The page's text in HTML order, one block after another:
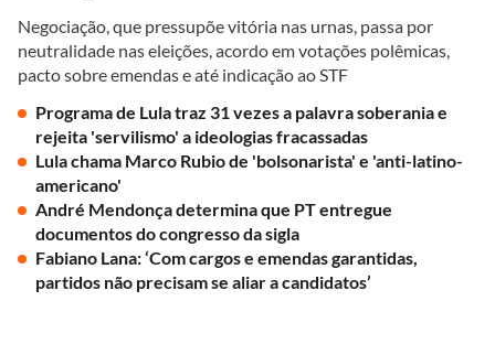
Negociação, que pressupõe vitória nas urnas, passa por
neutralidade nas eleições, acordo em votações polêmicas,
pacto sobre emendas e até indicação ao STF
Programa de Lula traz 31 vezes a palavra soberania e
rejeita 'servilismo' a ideologias fracassadas
Lula chama Marco Rubio de 'bolsonarista' e 'anti-latino-
americano'
André Mendonça determina que PT entregue
documentos do congresso da sigla
Fabiano Lana: ‘Com cargos e emendas garantidas,
partidos não precisam se aliar a candidatos’